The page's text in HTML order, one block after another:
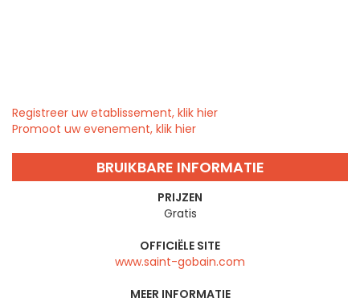
Registreer uw etablissement, klik hier
Promoot uw evenement, klik hier
BRUIKBARE INFORMATIE
PRIJZEN
Gratis
OFFICIËLE SITE
www.saint-gobain.com
MEER INFORMATIE